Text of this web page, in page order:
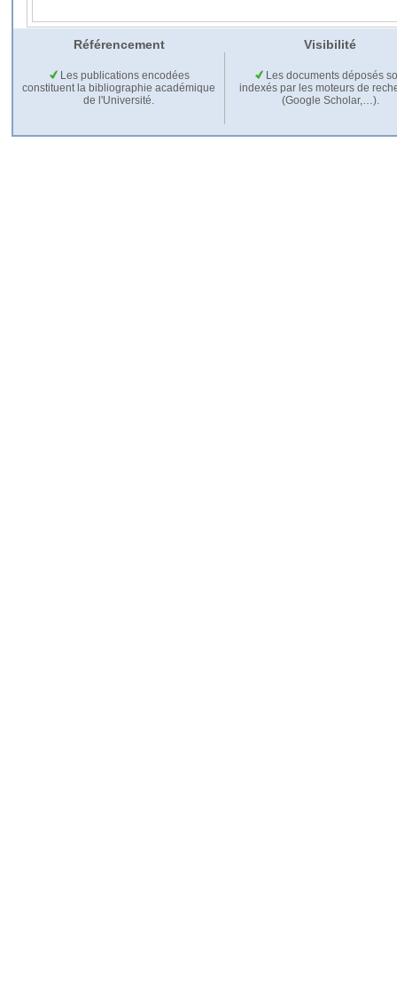
Référencement Visibilité
Les publications encodées
constituent la bibliographie académique
de l'Université.
Les documents déposés
indexés par les moteurs de
(Google Scholar,…).